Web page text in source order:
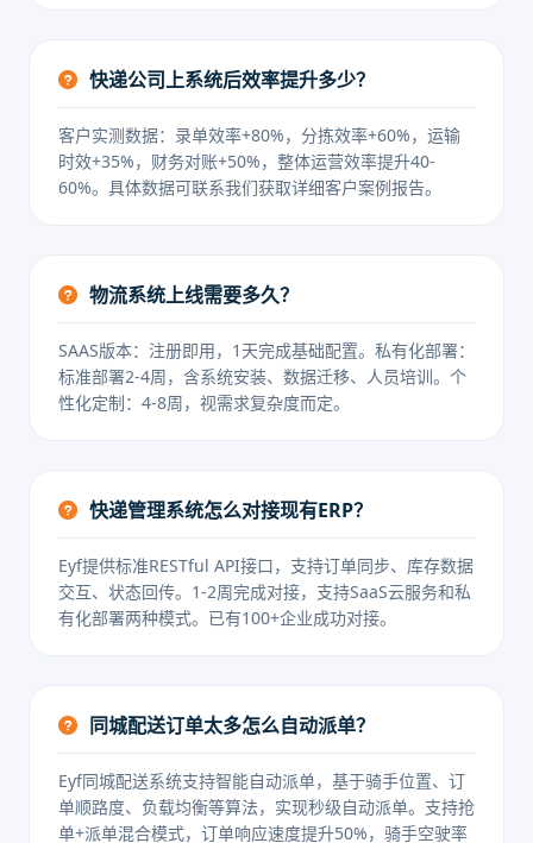
快递公司上系统后效率提升多少？
客户实测数据：录单效率+80%，分拣效率+60%，运输
时效+35%，财务对账+50%，整体运营效率提升40-
60%。具体数据可联系我们获取详细客户案例报告。
物流系统上线需要多久？
SAAS版本：注册即用，1天完成基础配置。私有化部署：
标准部署2-4周，含系统安装、数据迁移、人员培训。个
性化定制：4-8周，视需求复杂度而定。
快递管理系统怎么对接现有ERP？
Eyf提供标准RESTful API接口，支持订单同步、库存数据
交互、状态回传。1-2周完成对接，支持SaaS云服务和私
有化部署两种模式。已有100+企业成功对接。
同城配送订单太多怎么自动派单？
Eyf同城配送系统支持智能自动派单，基于骑手位置、订
单顺路度、负载均衡等算法，实现秒级自动派单。支持抢
单+派单混合模式，订单响应速度提升50%，骑手空驶率